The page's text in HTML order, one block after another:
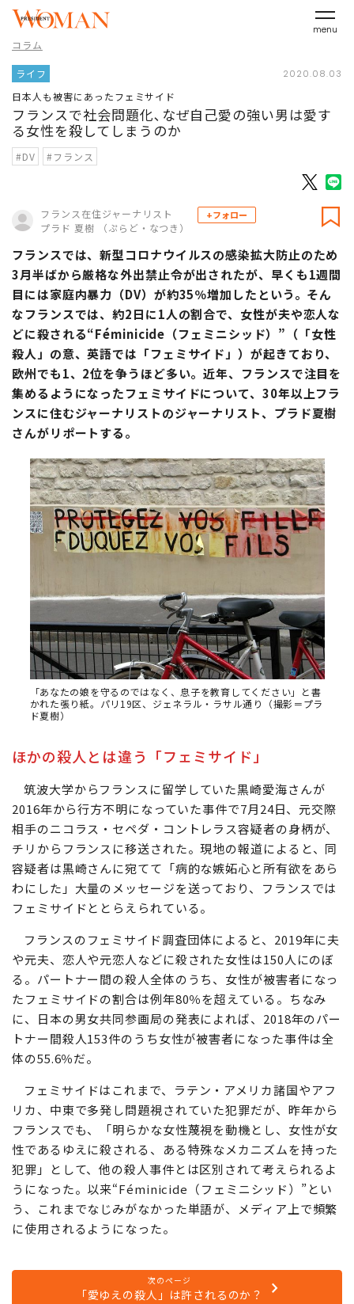
menu
コラム
ライフ 2020.08.03
日本人も被害にあったフェミサイド
フランスで社会問題化､なぜ自己愛の強い男は愛す
る女性を殺してしまうのか
#DV #フランス
フランス在住ジャーナリスト
プラド 夏樹 （ぷらど・なつき）
+フォロー
フランスでは、新型コロナウイルスの感染拡大防止のため
3月半ばから厳格な外出禁止令が出されたが、早くも1週間
目には家庭内暴力（DV）が約35％増加したという。そん
なフランスでは、約2日に1人の割合で、女性が夫や恋人な
どに殺される“Féminicide（フェミニシッド）”（「女性
殺人」の意、英語では「フェミサイド」）が起きており、
欧州でも1、2位を争うほど多い。近年、フランスで注目を
集めるようになったフェミサイドについて、30年以上フラ
ンスに住むジャーナリストのジャーナリスト、プラド夏樹
さんがリポートする。
「あなたの娘を守るのではなく、息子を教育してください」と書
かれた張り紙。パリ19区、ジェネラル・ラサル通り（撮影＝プラ
ド夏樹）
ほかの殺人とは違う「フェミサイド」
筑波大学からフランスに留学していた黒崎愛海さんが
2016年から行方不明になっていた事件で7月24日、元交際
相手のニコラス・セペダ・コントレラス容疑者の身柄が、
チリからフランスに移送された。現地の報道によると、同
容疑者は黒崎さんに宛てて「病的な嫉妬心と所有欲をあら
わにした」大量のメッセージを送っており、フランスでは
フェミサイドととらえられている。
フランスのフェミサイド調査団体によると、2019年に夫
や元夫、恋人や元恋人などに殺された女性は150人にのぼ
る。パートナー間の殺人全体のうち、女性が被害者になっ
たフェミサイドの割合は例年80％を超えている。ちなみ
に、日本の男女共同参画局の発表によれば、2018年のパー
トナー間殺人153件のうち女性が被害者になった事件は全
体の55.6％だ。
フェミサイドはこれまで、ラテン・アメリカ諸国やアフ
リカ、中東で多発し問題視されていた犯罪だが、昨年から
フランスでも、「明らかな女性蔑視を動機とし、女性が女
性であるゆえに殺される、ある特殊なメカニズムを持った
犯罪」として、他の殺人事件とは区別されて考えられるよ
うになった。以来“Féminicide（フェミニシッド）”とい
う、これまでなじみがなかった単語が、メディア上で頻繁
に使用されるようになった。
次のページ
「愛ゆえの殺人」は許されるのか？